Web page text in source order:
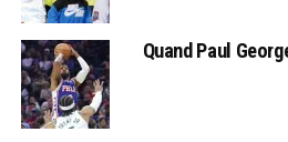
Quand Paul